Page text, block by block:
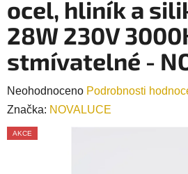
ocel, hliník a
28W 230V
stmívatelné -
Průměrné
hodnocení
produktu
Neohodnoceno Podrobnosti
Značka: NOVALUCE
AKCE